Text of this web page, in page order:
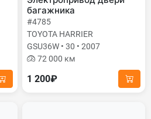
багажника
#4785
TOYOTA HARRIER
GSU36W • 30 • 2007
72 000 км
1 200₽